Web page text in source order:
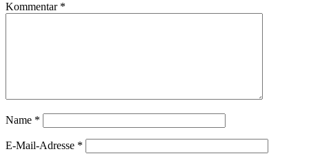
Kommentar *
Name *
E-Mail-Adresse *